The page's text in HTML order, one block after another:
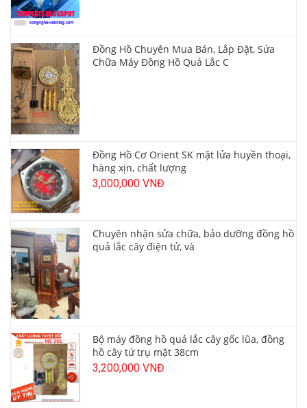
Đồng Hồ Chuyên Mua Bán, Lắp Đặt, Sửa
Chữa Máy Đồng Hồ Quả Lắc C
Đồng Hồ Cơ Orient SK mặt lửa huyền thoại,
hàng xịn, chất lượng
3,000,000 VNĐ
Chuyên nhận sửa chữa, bảo dưỡng đồng hồ
quả lắc cây điện tử, và
Bộ máy đồng hồ quả lắc cây gốc lũa, đồng
hồ cây tứ trụ mặt 38cm
3,200,000 VNĐ